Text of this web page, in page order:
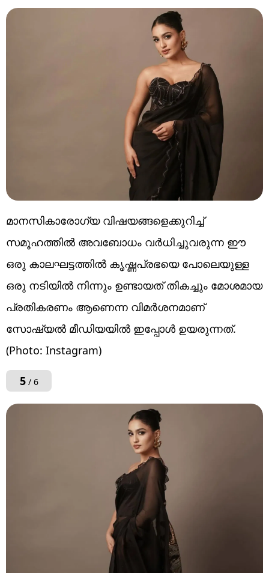
മാനസികാരോഗ്യ വിഷയങ്ങളെക്കുറിച്ച്
സമൂഹത്തിൽ അവബോധം വർധിച്ചുവരുന്ന ഈ
ഒരു കാലഘട്ടത്തിൽ കൃഷ്ണപ്രഭയെ പോലെയുള്ള
ഒരു നടിയിൽ നിന്നും ഉണ്ടായത് തികച്ചും മോശമായ
പ്രതികരണം ആണെന്ന വിമർശനമാണ്
സോഷ്യൽ മീഡിയയിൽ ഇപ്പോൾ ഉയരുന്നത്.
(Photo: Instagram)
5/ 6